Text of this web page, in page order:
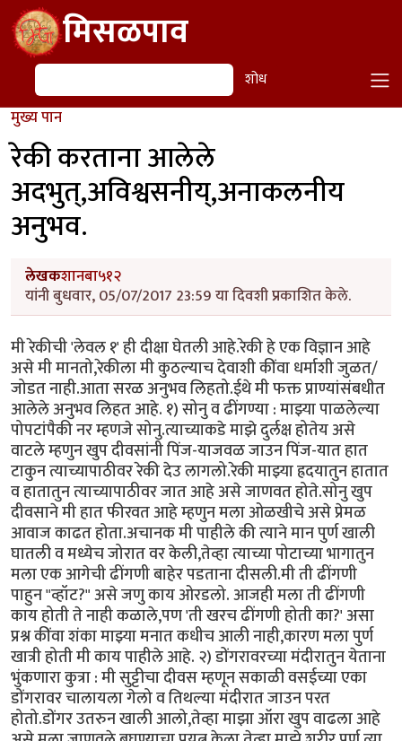
Skip to main contentमिसळपाव
शोध शोध
मुख्य पान
रेकी करताना आलेले
अदभुत्,अविश्वसनीय्,अनाकलनीय
अनुभव.
लेखकशानबा५१२
यांनी बुधवार, 05/07/2017 23:59 या दिवशी प्रकाशित केले.
मी रेकीची 'लेवल १' ही दीक्षा घेतली आहे.रेकी हे एक विज्ञान आहे
असे मी मानतो,रेकीला मी कुठल्याच देवाशी कींवा धर्माशी जुळत/
जोडत नाही.आता सरळ अनुभव लिहतो.ईथे मी फक्त प्राण्यांसंबधीत
आलेले अनुभव लिहत आहे. १) सोनु व ढींगण्या : माझ्या पाळलेल्या
पोपटांपैकी नर म्हणजे सोनु.त्याच्याकडे माझे दुर्लक्ष होतेय असे
वाटले म्हणुन खुप दीवसांनी पिंज-याजवळ जाउन पिंज-यात हात
टाकुन त्याच्यापाठीवर रेकी देउ लागलो.रेकी माझ्या ह्रदयातुन हातात
व हातातुन त्याच्यापाठीवर जात आहे असे जाणवत होते.सोनु खुप
दीवसाने मी हात फीरवत आहे म्हणुन मला ओळखीचे असे प्रेमळ
आवाज काढत होता.अचानक मी पाहीले की त्याने मान पुर्ण खाली
घातली व मध्येच जोरात वर केली,तेव्हा त्याच्या पोटाच्या भागातुन
मला एक आगेची ढींगणी बाहेर पडताना दीसली.मी ती ढींगणी
पाहुन "व्हॉट?" असे जणु काय ओरडलो. आजही मला ती ढींगणी
काय होती ते नाही कळाले,पण 'ती खरच ढींगणी होती का?' असा
प्रश्न कींवा शंका माझ्या मनात कधीच आली नाही,कारण मला पुर्ण
खात्री होती मी काय पाहीले आहे. २) डोंगरावरच्या मंदीरातुन येताना
भुंकणारा कुत्रा : मी सुट्टीचा दीवस म्हणून सकाळी वसईच्या एका
डोंगरावर चालायला गेलो व तिथल्या मंदीरात जाउन परत
होतो.डोंगर उतरुन खाली आलो,तेव्हा माझा ऑरा खुप वाढला आहे